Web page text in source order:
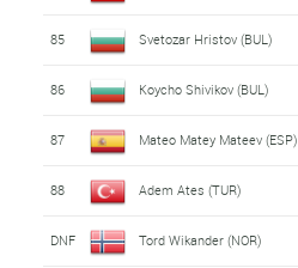
85 Svetozar Hristov (BUL)
86 Koycho Shivikov (BUL)
87 Mateo Matey Mateev (ESP)
88 Adem Ates (TUR)
DNF Tord Wikander (NOR)